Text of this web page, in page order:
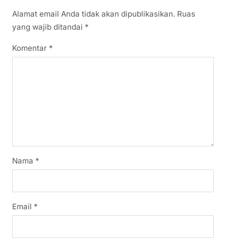
Alamat email Anda tidak akan dipublikasikan. Ruas
yang wajib ditandai *
Komentar *
Nama *
Email *